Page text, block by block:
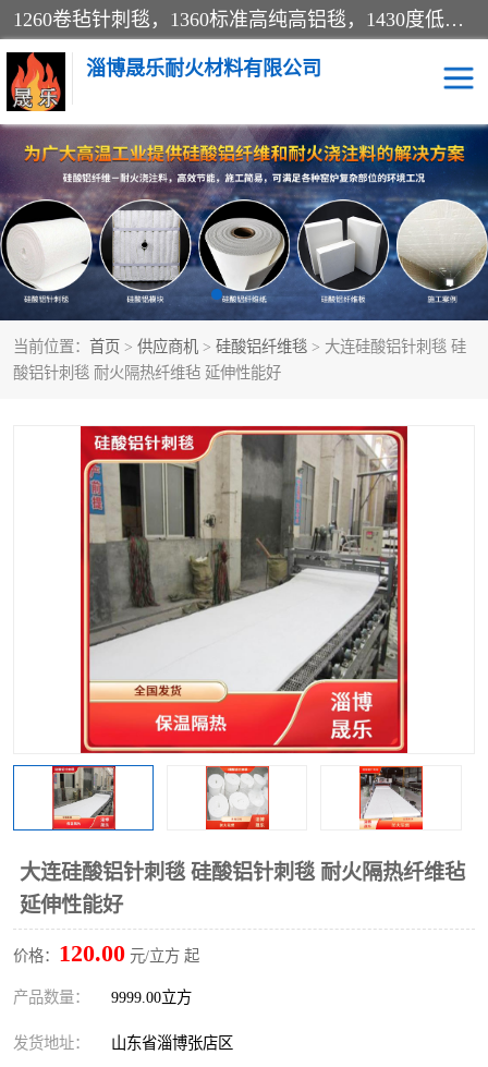
1260卷毡针刺毯，1360标准高纯高铝毯，1430度低锆锆铝含锆毯，普通挡渣棉卷毡，防火纸、挡火板、隔热垫片模块、棉块、折叠块、散棉高温固化剂价格规格密度多少钱图片视频立方平米参数指标
淄博晟乐耐火材料有限公司
当前位置： 首页 > 供应商机 > 硅酸铝纤维毯 > 大连硅酸铝针刺毯 硅
酸铝针刺毯 耐火隔热纤维毡 延伸性能好
大连硅酸铝针刺毯 硅酸铝针刺毯 耐火隔热纤维毡
延伸性能好
价格： 120.00 元/立方 起
产品数量： 9999.00立方
发货地址： 山东省淄博张店区
硅酸铝挡渣棉 硅酸铝纤维纸
硅酸铝挡火板 高铝毯
含锆毯 硅酸铝折叠块
硅酸铝散棉 硅酸铝纤维毯
硅酸铝纤维毡 硅酸铝模块
硅酸铝保温棉 硅酸铝板